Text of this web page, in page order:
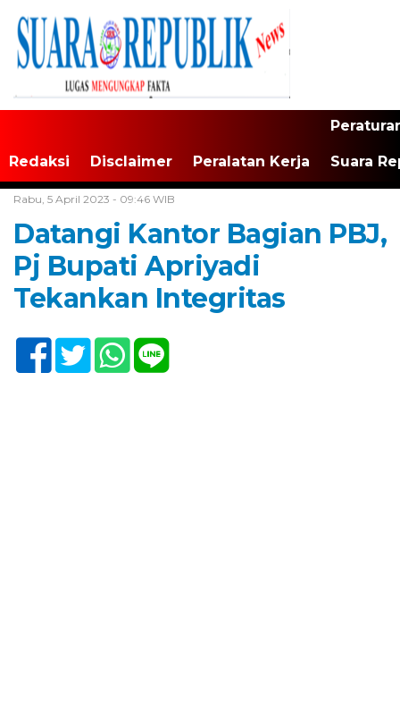
Redaksi Disclaimer Peralatan Kerja Suara
Rabu, 5 April 2023 - 09:46 WIB
Datangi Kantor Bagian PBJ,
Pj Bupati Apriyadi
Tekankan Integritas